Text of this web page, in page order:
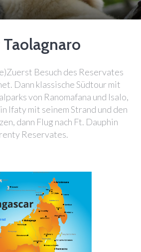
Besuch des Reservates
Dann klassische Südtour mit
von Ranomafana und Isalo,
Ifaty mit seinem Strand und den
dann Flug nach Ft. Dauphin
Reservates.